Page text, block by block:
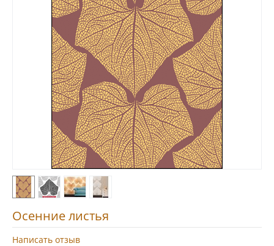
Осенние листья
Написать отзыв